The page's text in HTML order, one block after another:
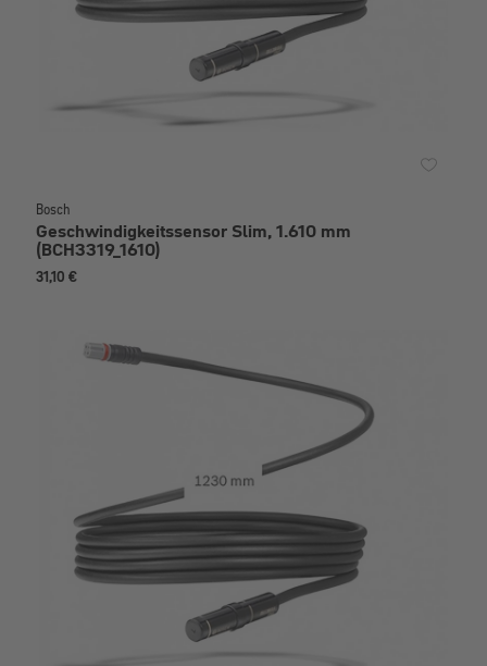
Bosch
Geschwindigkeitssensor Slim, 1.610 mm
(BCH3319_1610)
31,10 €